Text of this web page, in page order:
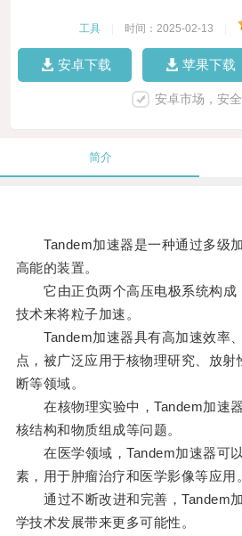
工具 时间：2025-02-13
安卓下载 苹果下载
安卓市场，安
简介
Tandem加速器是一种通过多级加
高能的装置。
它由正负两个高压电极系统构成
技术来将粒子加速。
Tandem加速器具有高加速效率
点，被广泛应用于核物理研究、放射
断等领域。
在核物理实验中，Tandem加速器
核结构和物质组成等问题。
在医学领域，Tandem加速器可
素，用于肿瘤治疗和医学影像等应用。
通过不断改进和完善，Tandem加
学技术发展带来更多可能性。